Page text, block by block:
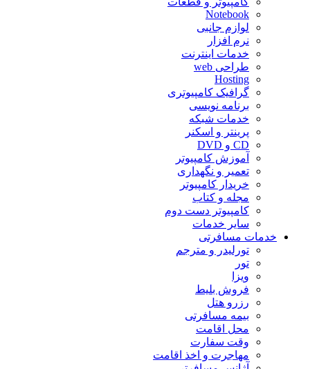
Notebook
لوازم جانبی
نرم افزار
خدمات اینترنت
طراحی web
Hosting
گرافیک کامپیوتری
برنامه نویسی
خدمات شبکه
پرینتر و اسکنر
CD و DVD
آموزش کامپیوتر
تعمیر و نگهداری
خریدار کامپیوتر
مجله و کتاب
کامپیوتر دست دوم
سایر خدمات
خدمات مسافرتی
تورلیدر و مترجم
تور
ویزا
فروش بلیط
رزرو هتل
بیمه مسافرتی
محل اقامت
وقت سفارت
مهاجرت و اخذ اقامت